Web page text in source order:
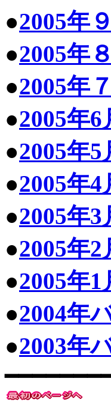
●2005年
●2005年
●2005年
●2005年6
●2005年5
●2005年4
●2005年3
●2005年2
●2005年1
●2004年
●2003年